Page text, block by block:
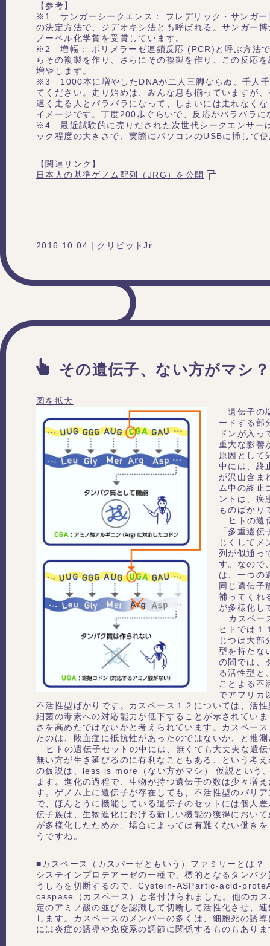
【参考】
※1 サンガーシークエンス： フレデリック・サンガー
の決定方法で、ジデオキシ法とも呼ばれる。サンガー
ノーベル化学賞を受賞しています。
※2 増幅： ポリメラーゼ連鎖反応 (PCR)と呼ぶ方法
らその複製を作り、さらにその複製を作り、この反応
増やします。
※3 1000本に増やしたDNAが二人三脚ならぬ、千人
てください。走り始めは、みんな息も揃っていますが
遅く走る人とバラバラになって、しまいには走れなく
イメージです。丁度200歩ぐらいで、反応がバラバラ
※4 最近試験的に売りだされた次世代シークエンサー
ック程度の大きさで、実際にパソコンのUSBに挿して
【関連リンク】
日本人の基準ゲノム配列（JRG）を公開
2016.10.04｜クリビットJr.
その遺伝子、ない方がマ
図を拡大
遺伝子の
ードする部
ドンが入っ
重大な影響
原因として
中には、終
が沢山含ま
ム中の終止
ントは、疾
ものばかり
ヒトの遺
「多重遺
じくしてメ
列が似通っ
す。なので
は、一つの
同じ遺伝子
補ってくれ
が多様化し
カスペー
ヒトでは１
じつは大部
型を持たな
の間では、
る活性型と
ことよる不
でアフリカ
不活性型ばかりです。カスペース１２については、活
細菌の毒素への対応能力が低下することが示されてい
さを高めたではないかと考えられています。カスペー
たのは、敗血症に抵抗性があったのではないか、と推
ヒトの遺伝子セットの中には、無くても大丈夫な遺
無い方が生き延びるのに有利なこともある、という考
の仮説は、less is more（ない方がマシ） 仮説という
ます。進化の過程で、生物が持つ遺伝子の数は少々増
す。ゲノム上に遺伝子が存在しても、不活性型のバリ
で、ほんとうに機能している遺伝子のセットには個人
伝子族は、生物進化における新しい機能の獲得におい
が多様化したためか、場合によっては有難くない働き
うですね。
■カスペース（カスパーゼともいう）ファミリーとは？
システインプロテアーゼの一種で、標的となるタンパ
うしろを切断するので、Cystein-ASPartic-acid-
caspase（カスペース）と名付けられました。他のカ
定のアミノ酸の並びを認識して切断して活性化させ、
します。カスペースのメンバーの多くは、細胞死の誘
には炎症の誘導や免疫系の調節に関係するものもあり